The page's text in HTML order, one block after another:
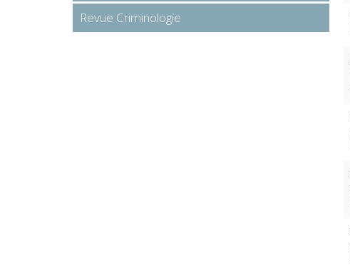
Revue Criminologie